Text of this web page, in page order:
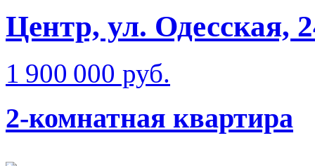
Центр, ул. Одесская,
1 900 000 руб.
2-комнатная квартира